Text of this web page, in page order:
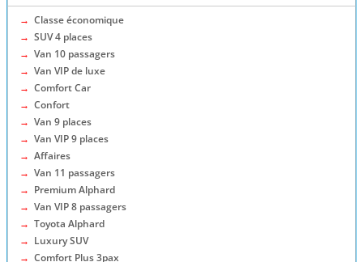
→ Classe économique
→ SUV 4 places
→ Van 10 passagers
→ Van VIP de luxe
→ Comfort Car
→ Confort
→ Van 9 places
→ Van VIP 9 places
→ Affaires
→ Van 11 passagers
→ Premium Alphard
→ Van VIP 8 passagers
→ Toyota Alphard
→ Luxury SUV
→ Comfort Plus 3pax